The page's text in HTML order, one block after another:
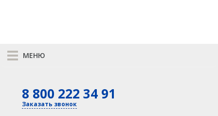
8 800 222 34 91
Заказать звонок
МЕНЮ
КАТАЛОГ
GNSS